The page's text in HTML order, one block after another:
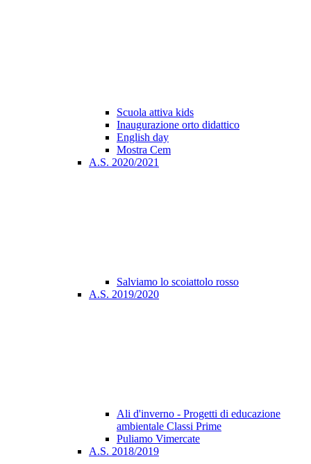
Scuola attiva kids
Inaugurazione orto didattico
English day
Mostra Cem
A.S. 2020/2021
Salviamo lo scoiattolo rosso
A.S. 2019/2020
Ali d'inverno - Progetti di educazione
ambientale Classi Prime
Puliamo Vimercate
A.S. 2018/2019